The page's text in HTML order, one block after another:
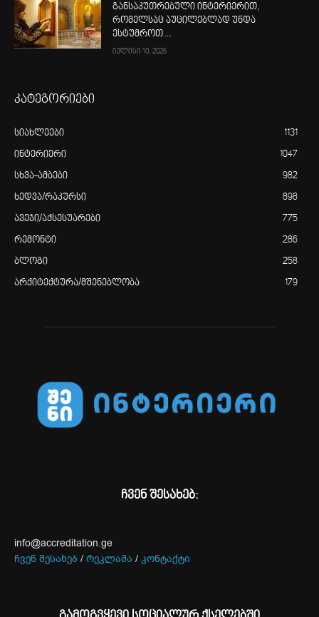
განსაკუთრებული ინტერიერით,
რომელსაც აუცილებლად უნდა
ესტუმროთ…
ივლისი 10, 2026
კატეგორიები
სიახლეები 1131
ინტერიერი 1047
სხვა-ამბები 982
ხედვა/რაკურსი 898
ავეჯი/აქსესუარები 775
რემონტი 286
ბლოგი 258
არქიტექტურა/მშენებლობა 179
ჩვენ შესახებ:
info@accreditation.ge
ჩვენ შესახებ / რეკლამა / კონტაქტი